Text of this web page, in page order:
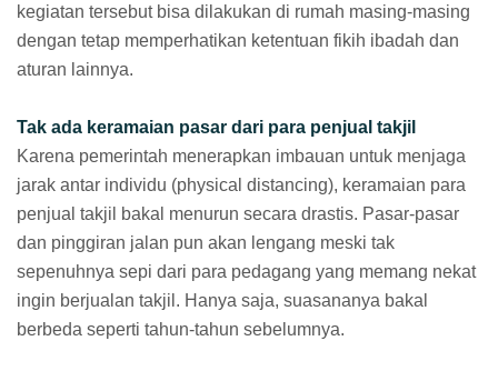
kegiatan tersebut bisa dilakukan di rumah masing-masing
dengan tetap memperhatikan ketentuan fikih ibadah dan
aturan lainnya.
Tak ada keramaian pasar dari para penjual takjil
Karena pemerintah menerapkan imbauan untuk menjaga
jarak antar individu (physical distancing), keramaian para
penjual takjil bakal menurun secara drastis. Pasar-pasar
dan pinggiran jalan pun akan lengang meski tak
sepenuhnya sepi dari para pedagang yang memang nekat
ingin berjualan takjil. Hanya saja, suasananya bakal
berbeda seperti tahun-tahun sebelumnya.